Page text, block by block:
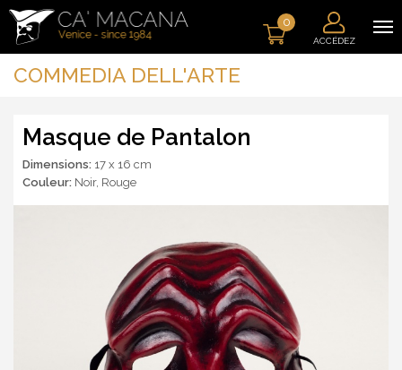
0
ACCÉDEZ
COMMEDIA DELL'ARTE
Masque de Pantalon
Dimensions: 17 x 16 cm
Couleur: Noir, Rouge